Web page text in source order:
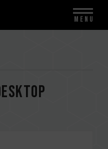
MENU